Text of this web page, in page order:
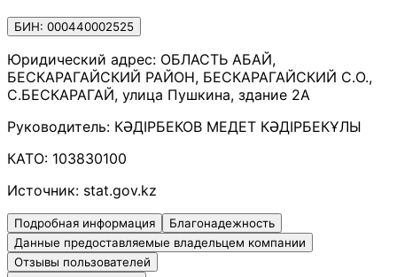
БИН: 000440002525
Юридический адрес: ОБЛАСТЬ АБАЙ,
БЕСКАРАГАЙСКИЙ РАЙОН, БЕСКАРАГАЙСКИЙ С.О.,
С.БЕСКАРАГАЙ, улица Пушкина, здание 2А
Руководитель: КӘДІРБЕКОВ МЕДЕТ КӘДІРБЕКҰЛЫ
КАТО: 103830100
Источник: stat.gov.kz
Подробная информация
Благонадежность
Данные предоставляемые владельцем компании
Отзывы пользователей